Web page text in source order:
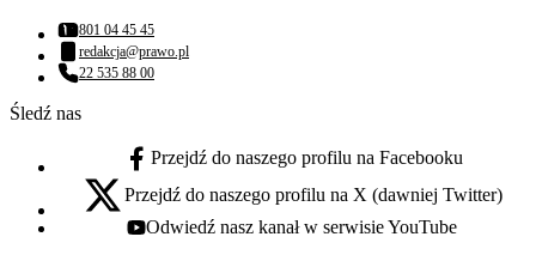
Numer telefonu:
801 04 45 45
Adres email:
redakcja@prawo.pl
Numer telefonu:
22 535 88 00
Śledź nas
facebook - otwiera się w nowej karcie
Przejdź do naszego profilu na Facebooku
x - otwiera się w nowej karcie
Przejdź do naszego profilu na X (dawniej Twitter)
youtube - otwiera się w nowej karcie
Odwiedź nasz kanał w serwisie YouTube